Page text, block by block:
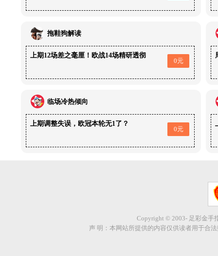
拖鞋狗解读
上期12场差之毫厘！欧战14场精研透彻
0元
临场冷热倾向
上期调整失误，欧冠本轮无1了？
0元
Copyright © 2003- 足彩金手
声 明：本网站所提供的内容仅供读者用于合